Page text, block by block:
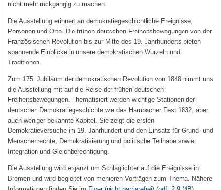
nicht mehr rückgängig zu machen.
Die Ausstellung erinnert an demokratiegeschichtliche Ereignisse,
Personen und Orte. Die frühen deutschen Freiheitsbewegungen von der
Französischen Revolution bis zur Mitte des 19. Jahrhunderts bieten
spannende Einblicke in unsere demokratischen Wurzeln und
Traditionen.
Zum 175. Jubiläum der demokratischen Revolution von 1848 nimmt uns
die Ausstellung mit auf die Reise der frühen deutschen
Freiheitsbewegungen. Thematisiert werden wichtige Stationen der
deutschen Demokratiegeschichte wie das Hambacher Fest 1832, aber
auch weniger bekannte Kapitel. Sie zeigt die ersten
Demokratieversuche im 19. Jahrhundert und den Einsatz für Grund- und
Menschenrechte, Demokratisierung und politische Teilhabe sowie
Integration und Gleichberechtigung.
Die Ausstellung wird ergänzt um Schlaglichter auf die Ereignisse in
Bremen und wird begleitet von mehreren Vorträgen zum Thema. Nähere